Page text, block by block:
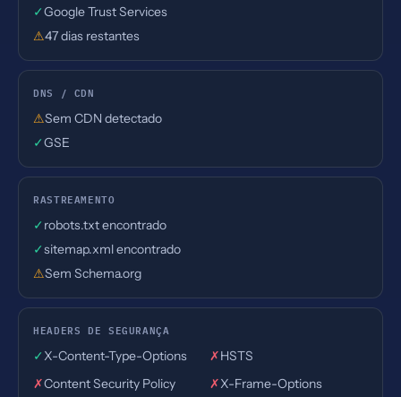
✓Google Trust Services
⚠47 dias restantes
DNS / CDN
⚠Sem CDN detectado
✓GSE
RASTREAMENTO
✓ robots.txt encontrado
✓sitemap.xml encontrado
⚠Sem Schema.org
HEADERS DE SEGURANÇA
✓X-Content-Type-Options ✗HSTS
✗Content Security Policy ✗X-Frame-Options